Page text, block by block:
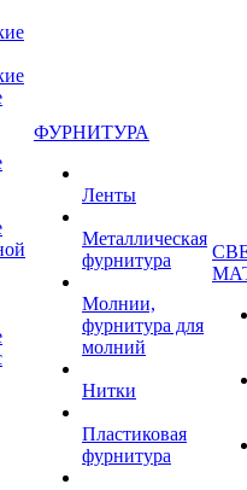
ФУРНИТУРА
Ленты
Металлическая
фурнитура
Молнии,
фурнитура для
молний
Нитки
Пластиковая
фурнитура